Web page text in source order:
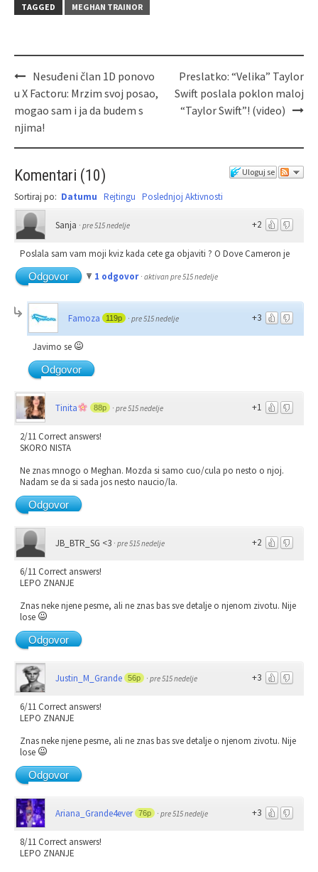
TAGGED
MEGHAN TRAINOR
Nesuđeni član 1D ponovo
u X Factoru: Mrzim svoj posao,
mogao sam i ja da budem s
njima!
Preslatko: “Velika” Taylor
Swift poslala poklon maloj
“Taylor Swift”! (video)
Uloguj se
Komentari (10)
Sortiraj po: Datumu Rejtingu Poslednjoj Aktivnosti
+2
Sanja · pre 515 nedelje
Poslala sam vam moji kviz kada cete ga objaviti ? O Dove Cameron je
Odgovor
1 odgovor · aktivan pre 515 nedelje
+3
Famoza 119p · pre 515 nedelje
Javimo se
Odgovor
+1
Tinita 88p · pre 515 nedelje
2/11 Correct answers!
SKORO NISTA
Ne znas mnogo o Meghan. Mozda si samo cuo/cula po nesto o njoj.
Nadam se da si sada jos nesto naucio/la.
Odgovor
+2
JB_BTR_SG <3 · pre 515 nedelje
6/11 Correct answers!
LEPO ZNANJE
Znas neke njene pesme, ali ne znas bas sve detalje o njenom zivotu. Nije
lose
Odgovor
+3
Justin_M_Grande 56p · pre 515 nedelje
6/11 Correct answers!
LEPO ZNANJE
Znas neke njene pesme, ali ne znas bas sve detalje o njenom zivotu. Nije
lose
Odgovor
+3
Ariana_Grande4ever 76p · pre 515 nedelje
8/11 Correct answers!
LEPO ZNANJE